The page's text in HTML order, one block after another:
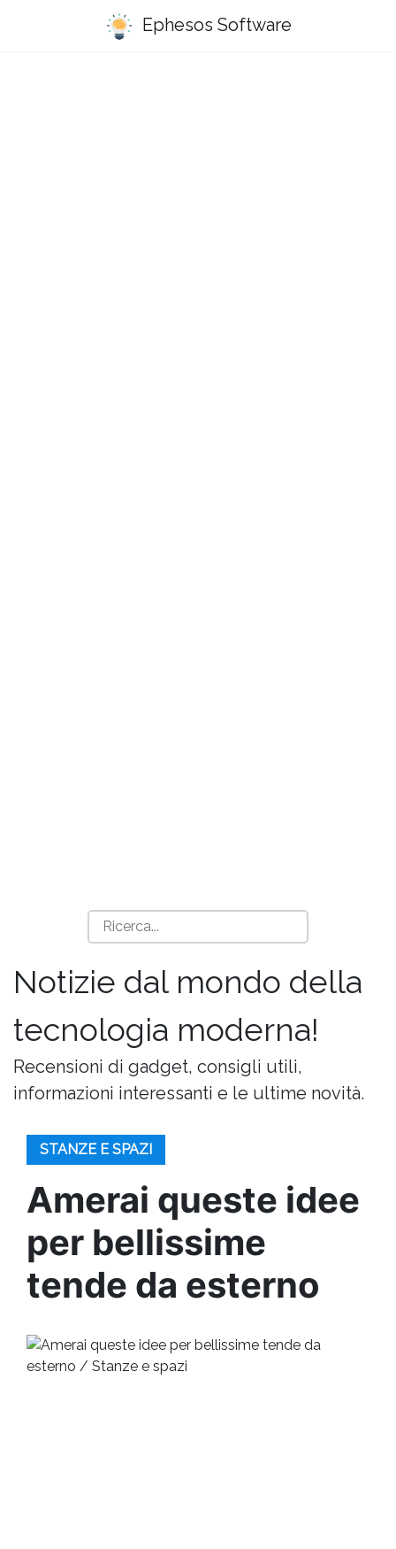
Ephesos Software
Notizie dal mondo della
tecnologia moderna!
Recensioni di gadget, consigli utili,
informazioni interessanti e le ultime novità.
STANZE E SPAZI
Amerai queste idee
per bellissime
tende da esterno